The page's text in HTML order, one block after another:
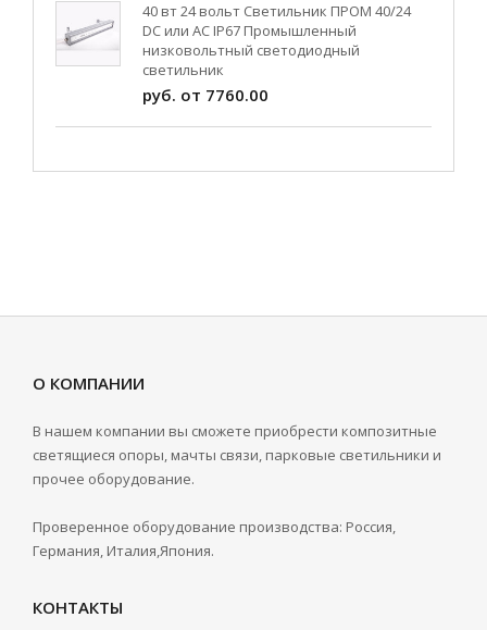
40 вт 24 вольт Светильник ПРОМ 40/24
DC или AC IP67 Промышленный
низковольтный светодиодный
светильник
руб. от 7760.00
О КОМПАНИИ
В нашем компании вы сможете приобрести композитные
светящиеся опоры, мачты связи, парковые светильники и
прочее оборудование.
Проверенное оборудование производства: Россия,
Германия, Италия,Япония.
КОНТАКТЫ